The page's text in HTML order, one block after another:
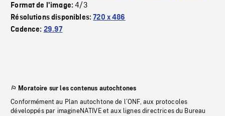
Format de l'image:4/3
Résolutions disponibles:720 x 486
Cadence: 29.97
Moratoire sur les contenus autochtones
Conformément au Plan autochtone de l’ONF, aux protocoles
développés par imagineNATIVE et aux lignes directrices du Bureau